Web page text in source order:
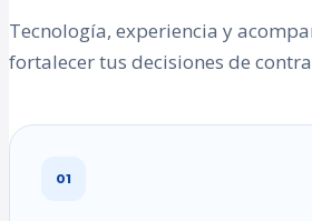
Tecnología, experiencia y
fortalecer tus decisiones de
01